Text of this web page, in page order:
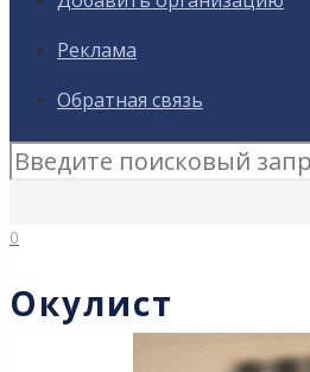
Реклама
Обратная связь
0
Окулист